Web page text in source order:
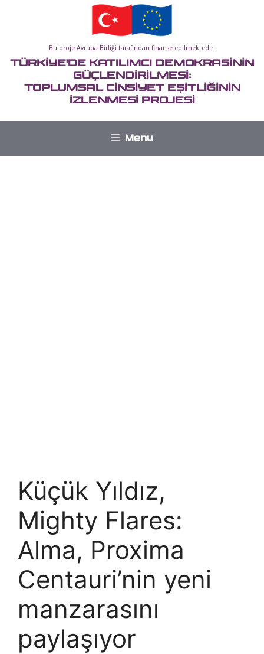
Bu proje Avrupa Birliği tarafından finanse edilmektedir.
TÜRKİYE'DE KATILIMCI DEMOKRASİNİN
GÜÇLENDİRİLMESİ:
TOPLUMSAL CİNSİYET EŞİTLİĞİNİN
İZLENMESİ PROJESİ
Menu
Küçük Yıldız,
Mighty Flares:
Alma, Proxima
Centauri’nin yeni
manzarasını
paylaşıyor